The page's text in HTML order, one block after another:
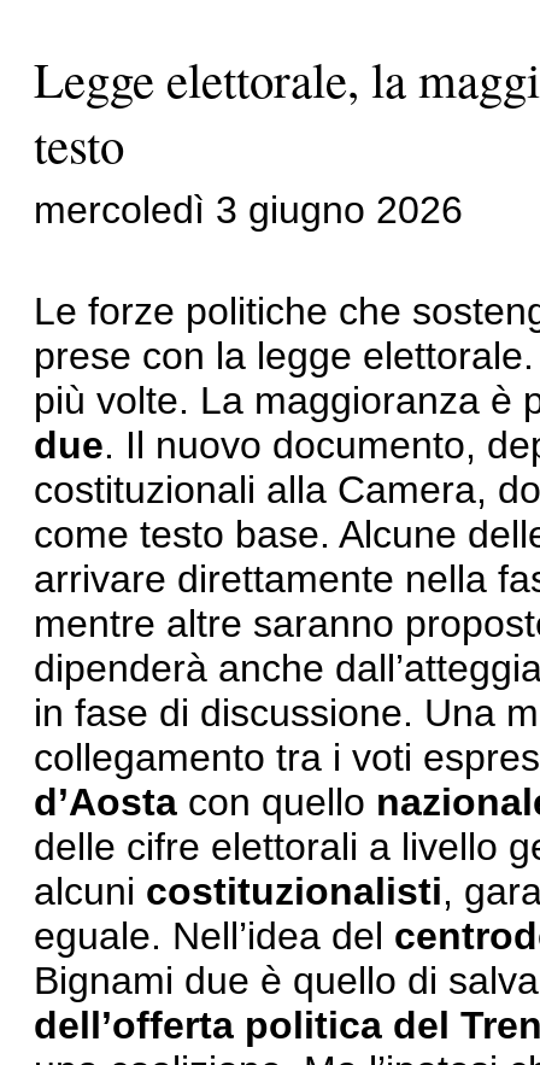
Legge elettorale, la
testo
mercoledì 3 giugno 2026
Le forze politiche che
prese con la legge
più volte. La maggioranza è
due. Il nuovo documento,
costituzionali alla Camera,
come testo base. Alcune
arrivare direttamente nella
mentre altre saranno
dipenderà anche
in fase di discussione. Una
collegamento tra i voti
d’Aosta con quello
delle cifre elettorali a livello
alcuni costituzionalisti,
eguale. Nell’idea del
Bignami due è quello di
dell’offerta politica del